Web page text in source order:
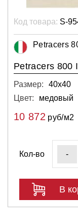
Код товара: S-
Petracers
Petracers 800
Размер:
40х40
Цвет:
медовый
10 872 руб/м2
Кол-во -
В